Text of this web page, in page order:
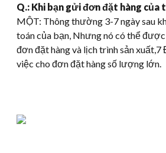
Q.: Khi bạn gửi đơn đặt hàng của
MỘT: Thông thường 3-7 ngày sau
toán của bạn, Nhưng nó có thể
đơn đặt hàng và lịch trình sản xuất,7
việc cho đơn đặt hàng số lượng lớn.